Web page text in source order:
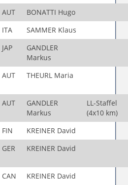
AUT
BONATTI Hugo
ITA
SAMMER Klaus
JAP
GANDLER
Markus
AUT THEURL Maria
AUT
GANDLER
Markus
LL-Staffel
(4x10 km)
FIN
KREINER David
GER KREINER David
CAN KREINER David